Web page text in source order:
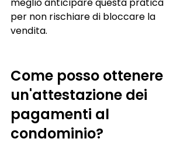
per non rischiare di bloccare la
vendita.
Come posso ottenere
un'attestazione dei
pagamenti al
condominio?